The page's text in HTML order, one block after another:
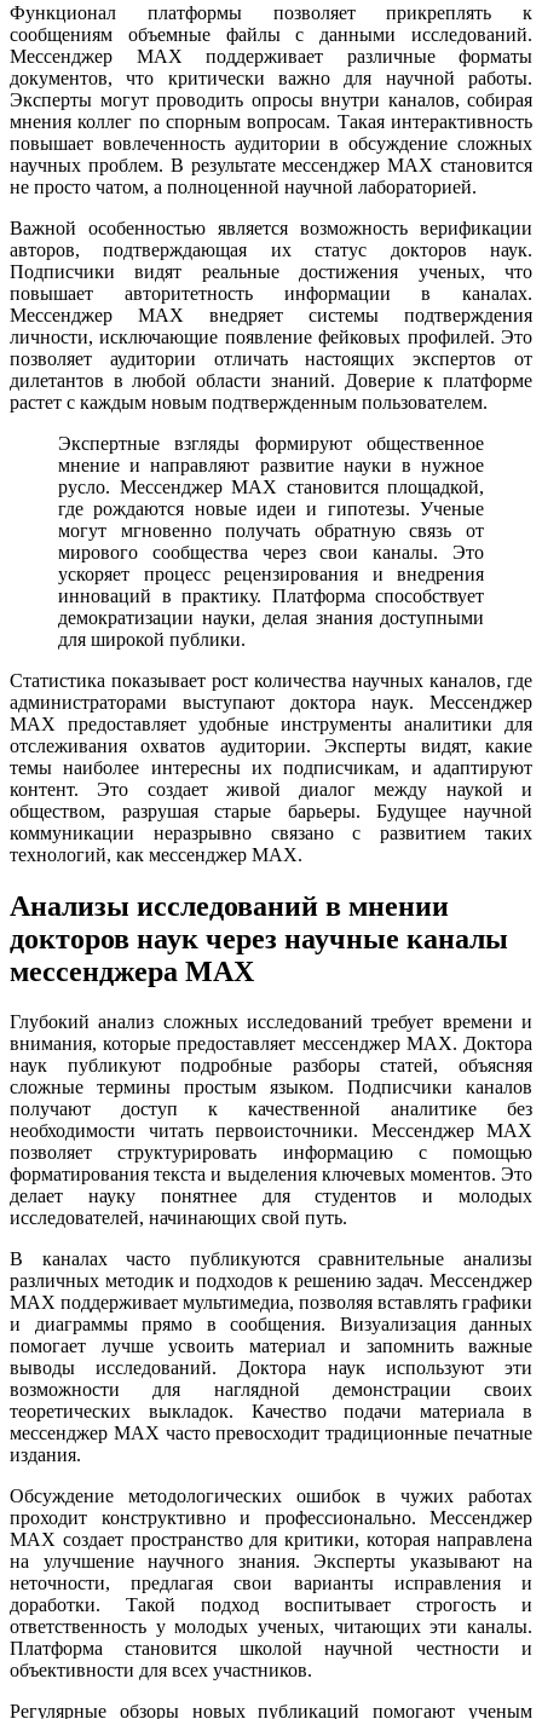
Функционал платформы позволяет прикреплять к
сообщениям объемные файлы с данными исследований.
Мессенджер MAX поддерживает различные форматы
документов, что критически важно для научной работы.
Эксперты могут проводить опросы внутри каналов, собирая
мнения коллег по спорным вопросам. Такая интерактивность
повышает вовлеченность аудитории в обсуждение сложных
научных проблем. В результате мессенджер MAX становится
не просто чатом, а полноценной научной лабораторией.
Важной особенностью является возможность верификации
авторов, подтверждающая их статус докторов наук.
Подписчики видят реальные достижения ученых, что
повышает авторитетность информации в каналах.
Мессенджер MAX внедряет системы подтверждения
личности, исключающие появление фейковых профилей. Это
позволяет аудитории отличать настоящих экспертов от
дилетантов в любой области знаний. Доверие к платформе
растет с каждым новым подтвержденным пользователем.
Экспертные взгляды формируют общественное
мнение и направляют развитие науки в нужное
русло. Мессенджер MAX становится площадкой,
где рождаются новые идеи и гипотезы. Ученые
могут мгновенно получать обратную связь от
мирового сообщества через свои каналы. Это
ускоряет процесс рецензирования и внедрения
инноваций в практику. Платформа способствует
демократизации науки, делая знания доступными
для широкой публики.
Статистика показывает рост количества научных каналов, где
администраторами выступают доктора наук. Мессенджер
MAX предоставляет удобные инструменты аналитики для
отслеживания охватов аудитории. Эксперты видят, какие
темы наиболее интересны их подписчикам, и адаптируют
контент. Это создает живой диалог между наукой и
обществом, разрушая старые барьеры. Будущее научной
коммуникации неразрывно связано с развитием таких
технологий, как мессенджер MAX.
Анализы исследований в мнении
докторов наук через научные каналы
мессенджера MAX
Глубокий анализ сложных исследований требует времени и
внимания, которые предоставляет мессенджер MAX. Доктора
наук публикуют подробные разборы статей, объясняя
сложные термины простым языком. Подписчики каналов
получают доступ к качественной аналитике без
необходимости читать первоисточники. Мессенджер MAX
позволяет структурировать информацию с помощью
форматирования текста и выделения ключевых моментов. Это
делает науку понятнее для студентов и молодых
исследователей, начинающих свой путь.
В каналах часто публикуются сравнительные анализы
различных методик и подходов к решению задач. Мессенджер
MAX поддерживает мультимедиа, позволяя вставлять графики
и диаграммы прямо в сообщения. Визуализация данных
помогает лучше усвоить материал и запомнить важные
выводы исследований. Доктора наук используют эти
возможности для наглядной демонстрации своих
теоретических выкладок. Качество подачи материала в
мессенджер MAX часто превосходит традиционные печатные
издания.
Обсуждение методологических ошибок в чужих работах
проходит конструктивно и профессионально. Мессенджер
MAX создает пространство для критики, которая направлена
на улучшение научного знания. Эксперты указывают на
неточности, предлагая свои варианты исправления и
доработки. Такой подход воспитывает строгость и
ответственность у молодых ученых, читающих эти каналы.
Платформа становится школой научной честности и
объективности для всех участников.
Регулярные обзоры новых публикаций помогают ученым